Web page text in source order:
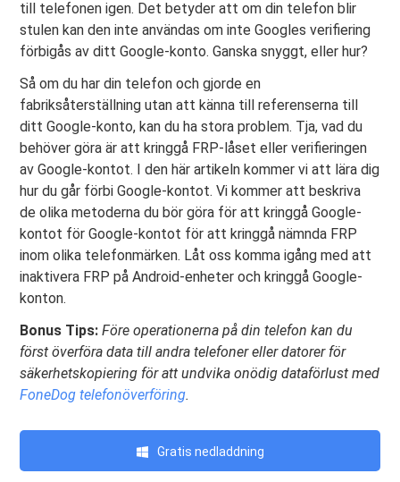
till telefonen igen. Det betyder att om din telefon blir
stulen kan den inte användas om inte Googles verifiering
förbigås av ditt Google-konto. Ganska snyggt, eller hur?
Så om du har din telefon och gjorde en
fabriksåterställning utan att känna till referenserna till
ditt Google-konto, kan du ha stora problem. Tja, vad du
behöver göra är att kringgå FRP-låset eller verifieringen
av Google-kontot. I den här artikeln kommer vi att lära dig
hur du går förbi Google-kontot. Vi kommer att beskriva
de olika metoderna du bör göra för att kringgå Google-
kontot för Google-kontot för att kringgå nämnda FRP
inom olika telefonmärken. Låt oss komma igång med att
inaktivera FRP på Android-enheter och kringgå Google-
konton.
Bonus Tips: Före operationerna på din telefon kan du
först överföra data till andra telefoner eller datorer för
säkerhetskopiering för att undvika onödig dataförlust med
FoneDog telefonöverföring.
Gratis nedladdning